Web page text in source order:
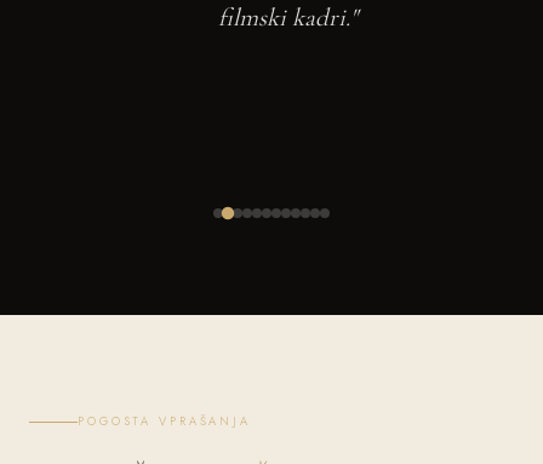
filmski kadri."
POGOSTA VPRAŠANJA